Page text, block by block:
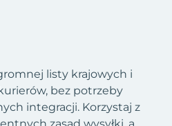
listy krajowych i
bez potrzeby
integracji. Korzystaj z